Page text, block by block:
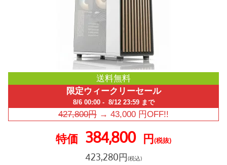
送料無料
限定ウィークリーセール
8/6 00:00 - 8/12 23:59 まで
427,800円 → 43,000 円OFF!!
特価 384,800 円(税抜)
423,280円(税込)